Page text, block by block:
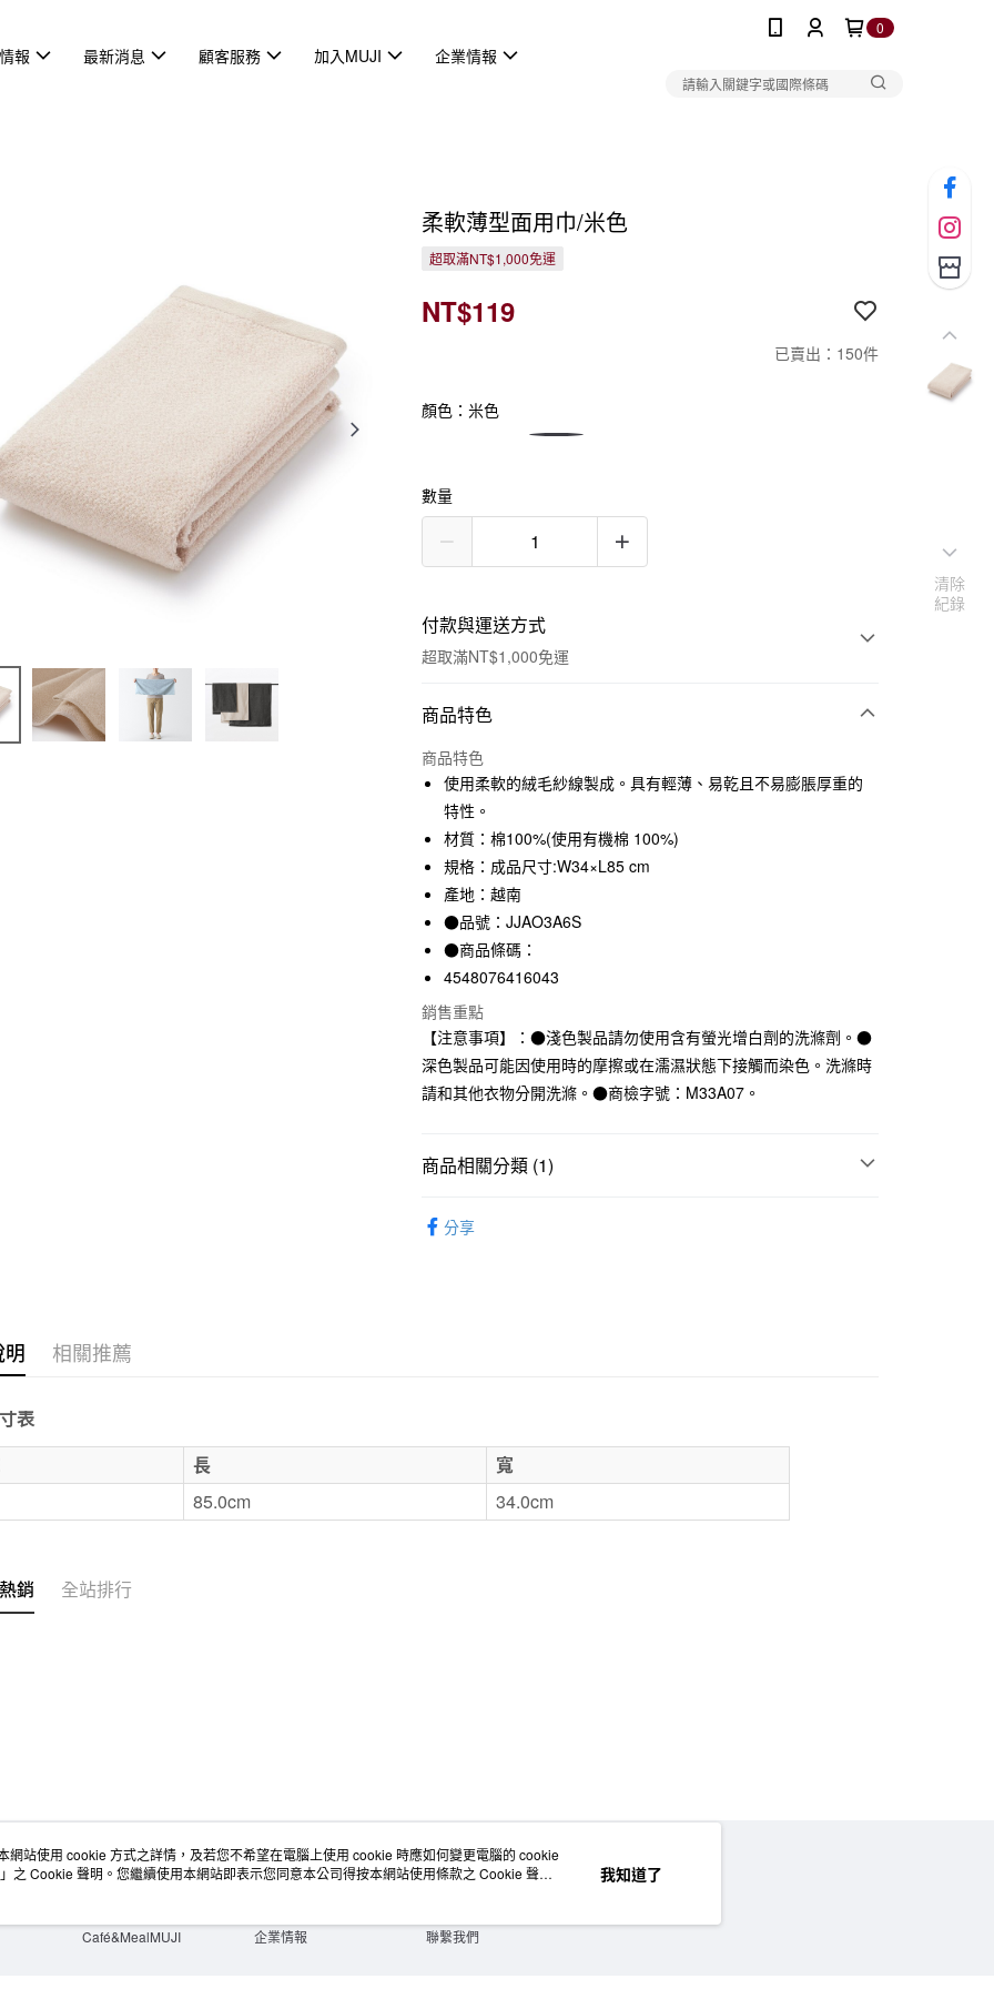
0
報 最新消息 顧客服務 加入MUJI 企業情報
柔軟薄型面用巾/米色
超取滿NT$1,000免運
NT$119
已賣出：150件
顏色：米色
數量
付款與運送方式
超取滿NT$1,000免運
付款方式
信用卡一次付款
信用卡分期付款
3 期 0 利率 每期NT$39
合作金庫商業銀行
華南商業銀行
上海商業儲蓄銀行
國泰世華商業銀行
臺灣中小企業銀行
匯豐（台灣）商業銀行
聯邦商業銀行
元大商業銀行
永豐商業銀行
台新國際商業銀行
中國信託商業銀行
台灣樂天信用卡公司
超商取貨付款
LINE Pay
Apple Pay
悠遊付
運送方式
每筆NT$65，滿NT$1,000(含以上)免運費
付款後全家取貨
每筆NT$150，滿NT$2,000(含以上)免運費
無印良品門市自取
商品特色
商品特色
使用柔軟的絨毛紗線製成。具有輕薄、易乾且不易膨脹厚重的
特性。
材質：棉100%(使用有機棉 100%)
規格：成品尺寸:W34×L85 cm
產地：越南
●品號：JJAO3A6S
●商品條碼：
4548076416043
銷售重點
【注意事項】：●淺色製品請勿使用含有螢光增白劑的洗滌劑。●
深色製品可能因使用時的摩擦或在濡濕狀態下接觸而染色。洗滌時
請和其他衣物分開洗滌。●商檢字號：M33A07。
商品相關分類 (1)
分享
相關推薦
表
長
寬
85.0cm 34.0cm
銷 全站排行
店舖情報
門市服務
Café&MealMUJI
空間改造企劃服務
大宗採購
企業情報
會員服務
人才招募
聯繫我們
清除
紀錄
網站使用 cookie 方式之詳情，及若您不希望在電腦上使用 cookie 時應如何變更電腦的 cookie
」之 Cookie 聲明。您繼續使用本網站即表示您同意本公司得按本網站使用條款之 Cookie 聲明
我知道了